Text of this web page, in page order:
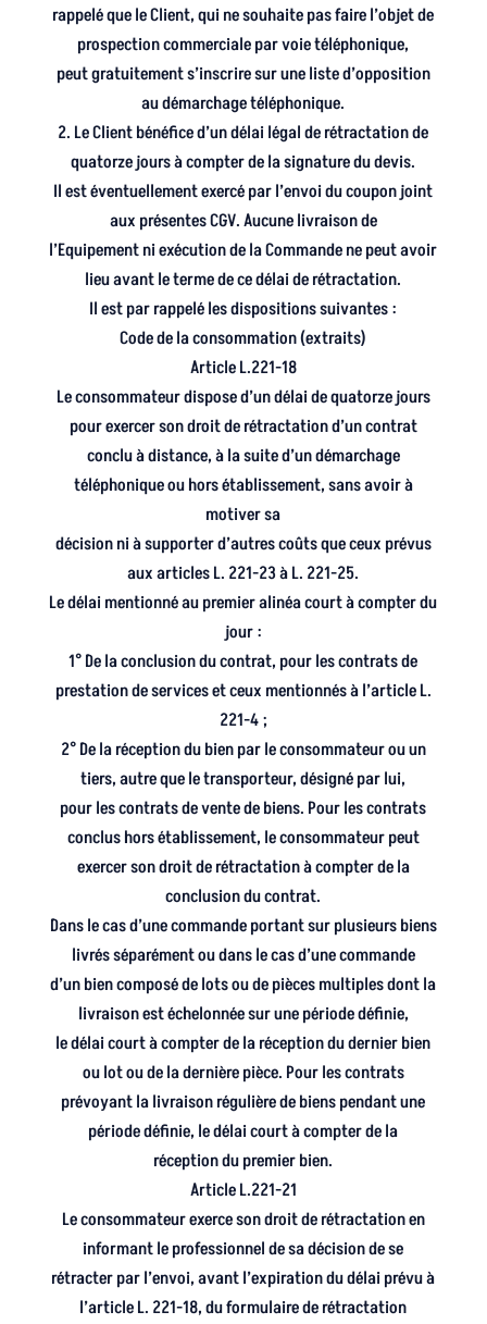
rappelé que le Client, qui ne souhaite pas faire l’objet de
prospection commerciale par voie téléphonique,
peut gratuitement s’inscrire sur une liste d’opposition
au démarchage téléphonique.
2. Le Client bénéfice d’un délai légal de rétractation de
quatorze jours à compter de la signature du devis.
Il est éventuellement exercé par l’envoi du coupon joint
aux présentes CGV. Aucune livraison de
l’Equipement ni exécution de la Commande ne peut avoir
lieu avant le terme de ce délai de rétractation.
Il est par rappelé les dispositions suivantes :
Code de la consommation (extraits)
Article L.221-18
Le consommateur dispose d’un délai de quatorze jours
pour exercer son droit de rétractation d’un contrat
conclu à distance, à la suite d’un démarchage
téléphonique ou hors établissement, sans avoir à
motiver sa
décision ni à supporter d’autres coûts que ceux prévus
aux articles L. 221-23 à L. 221-25.
Le délai mentionné au premier alinéa court à compter du
jour :
1° De la conclusion du contrat, pour les contrats de
prestation de services et ceux mentionnés à l’article L.
221-4 ;
2° De la réception du bien par le consommateur ou un
tiers, autre que le transporteur, désigné par lui,
pour les contrats de vente de biens. Pour les contrats
conclus hors établissement, le consommateur peut
exercer son droit de rétractation à compter de la
conclusion du contrat.
Dans le cas d’une commande portant sur plusieurs biens
livrés séparément ou dans le cas d’une commande
d’un bien composé de lots ou de pièces multiples dont la
livraison est échelonnée sur une période définie,
le délai court à compter de la réception du dernier bien
ou lot ou de la dernière pièce. Pour les contrats
prévoyant la livraison régulière de biens pendant une
période définie, le délai court à compter de la
réception du premier bien.
Article L.221-21
Le consommateur exerce son droit de rétractation en
informant le professionnel de sa décision de se
rétracter par l’envoi, avant l’expiration du délai prévu à
l’article L. 221-18, du formulaire de rétractation